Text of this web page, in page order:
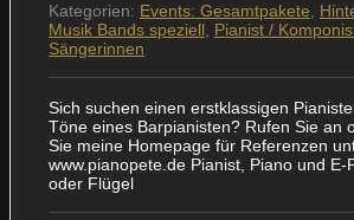
Kategorien: Events: Gesamtpakete
Musik Bands speziell
Pianist /
Sängerinnen
Sich suchen einen erstklassigen
Töne eines Barpianisten? Rufen Sie an
Sie meine Homepage für Referenzen
www.pianopete.de Pianist, Piano und E-
oder Flügel